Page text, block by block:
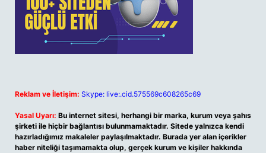
Reklam ve İletişim: Skype: live:.cid.575569c608265c69
Yasal Uyarı: Bu internet sitesi, herhangi bir marka, kurum veya şahıs
şirketi ile hiçbir bağlantısı bulunmamaktadır. Sitede yalnızca kendi
hazırladığımız makaleler paylaşılmaktadır. Burada yer alan içerikler
haber niteliği taşımamakta olup, gerçek kurum ve kişiler hakkında